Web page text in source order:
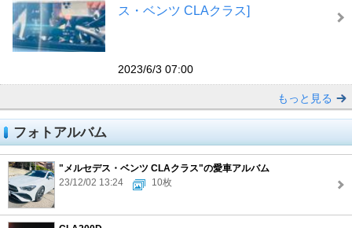
ス・ベンツ CLAクラス]
2023/6/3 07:00
もっと見る
フォトアルバム
"メルセデス・ベンツ CLAクラス"の愛車アルバム
23/12/02 13:24
10枚